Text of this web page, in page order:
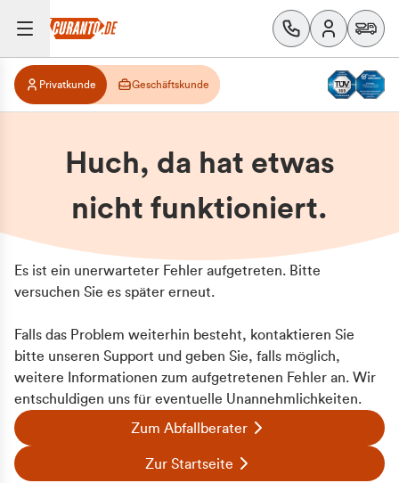
Privatkunde Geschäftskunde
Huch, da hat etwas
nicht funktioniert.
Es ist ein unerwarteter Fehler aufgetreten. Bitte
versuchen Sie es später erneut.
Falls das Problem weiterhin besteht, kontaktieren Sie
bitte unseren Support und geben Sie, falls möglich,
weitere Informationen zum aufgetretenen Fehler an. Wir
entschuldigen uns für eventuelle Unannehmlichkeiten.
Zum Abfallberater
Zur Startseite